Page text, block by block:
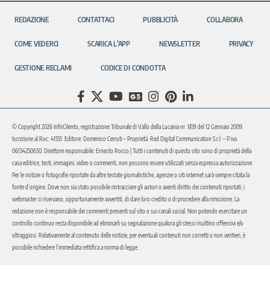
REDAZIONE CONTATTACI PUBBLICITÀ COLLABORA
COME VEDERCI SCARICA L’APP NEWSLETTER PRIVACY
GESTIONE RECLAMI CODICE DI CONDOTTA
© Copyright 2026 InfoCilento, registrazione Tribunale di Vallo della Lucania nr. 1/09 del 12 Gennaio 2009.
Iscrizione al Roc: 41551. Editore: Domenico Cerruti – Proprietà: Red Digital Communication S.r.l. – P.iva
06134250650. Direttore responsabile: Ernesto Rocco | Tutti i contenuti di questo sito sono di proprietà della
casa editrice, testi, immagini, video o commenti, non possono essere utilizzati senza espressa autorizzazione.
Per le notizie o fotografie riportate da altre testate giornalistiche, agenzie o siti internet sarà sempre citata la
fonte d’origine. Dove non sia stato possibile rintracciare gli autori o aventi diritto dei contenuti riportati, i
webmaster si riservano, opportunamente avvertiti, di dare loro credito o di procedere alla rimozione. La
redazione non è responsabile dei commenti presenti sul sito o sui canali social. Non potendo esercitare un
controllo continuo resta disponibile ad eliminarli su segnalazione qualora gli stessi risultino offensivi e/o
oltraggiosi. Relativamente al contenuto delle notizie, per eventuali contenuti non corretti o non veritieri, è
possibile richiedere l’immediata rettifica a norma di legge.